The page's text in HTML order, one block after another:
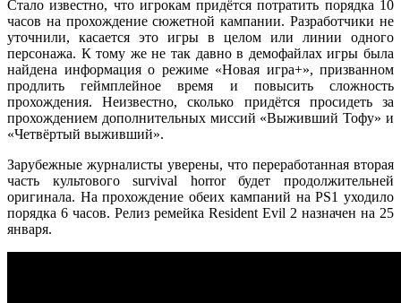
Стало известно, что игрокам придётся потратить порядка 10
часов на прохождение сюжетной кампании. Разработчики не
уточнили, касается это игры в целом или линии одного
персонажа. К тому же не так давно в демофайлах игры была
найдена информация о режиме «Новая игра+», призванном
продлить геймплейное время и повысить сложность
прохождения. Неизвестно, сколько придётся просидеть за
прохождением дополнительных миссий «Выживший Тофу» и
«Четвёртый выживший».
Зарубежные журналисты уверены, что переработанная вторая
часть культового survival horror будет продолжительней
оригинала. На прохождение обеих кампаний на PS1 уходило
порядка 6 часов. Релиз ремейка Resident Evil 2 назначен на 25
января.